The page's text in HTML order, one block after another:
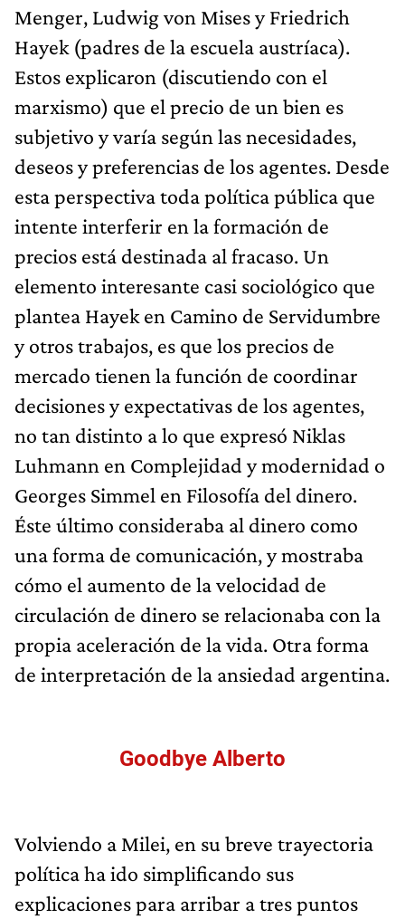
Menger, Ludwig von Mises y Friedrich
Hayek (padres de la escuela austríaca).
Estos explicaron (discutiendo con el
marxismo) que el precio de un bien es
subjetivo y varía según las necesidades,
deseos y preferencias de los agentes. Desde
esta perspectiva toda política pública que
intente interferir en la formación de
precios está destinada al fracaso. Un
elemento interesante casi sociológico que
plantea Hayek en Camino de Servidumbre
y otros trabajos, es que los precios de
mercado tienen la función de coordinar
decisiones y expectativas de los agentes,
no tan distinto a lo que expresó Niklas
Luhmann en Complejidad y modernidad o
Georges Simmel en Filosofía del dinero.
Éste último consideraba al dinero como
una forma de comunicación, y mostraba
cómo el aumento de la velocidad de
circulación de dinero se relacionaba con la
propia aceleración de la vida. Otra forma
de interpretación de la ansiedad argentina.
Goodbye Alberto
Volviendo a Milei, en su breve trayectoria
política ha ido simplificando sus
explicaciones para arribar a tres puntos